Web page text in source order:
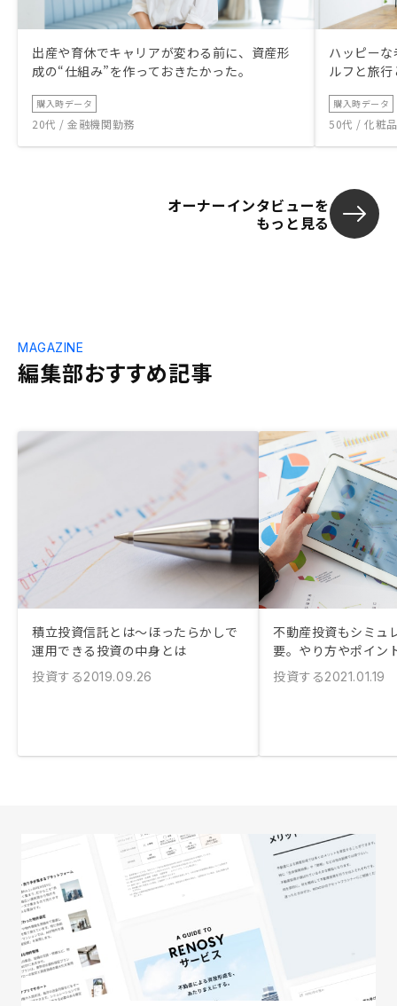
出産や育休でキャリアが変わる前に、資産形
成の“仕組み”を作っておきたかった。
購入時データ
20代 / 金融機関勤務
ハッピー
ルフと旅
購入時データ
50代 / 化粧
オーナーインタビューを
もっと見る
編集部おすすめ記事
MAGAZINE
積立投資信託とは〜ほったらかしで
運用できる投資の中身とは
投資する2019.09.26
不動産投資もシミュ
要。やり方やポイン
投資する2021.01.19